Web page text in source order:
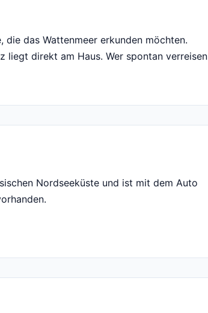
die das Wattenmeer erkunden möchten.
liegt direkt am Haus. Wer spontan verreisen
Nordseeküste und ist mit dem Auto